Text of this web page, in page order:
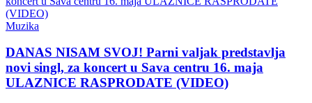
Muzika
DANAS NISAM SVOJ! Parni valjak predstavlja
novi singl, za koncert u Sava centru 16. maja
ULAZNICE RASPRODATE (VIDEO)